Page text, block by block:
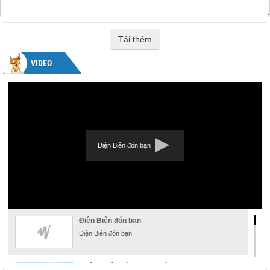
Tải thêm
VIDEO
Điện Biên đón bạn
Điện Biên đón bạn
Điện Biên đón bạn
Khám phá đường hoa xuân